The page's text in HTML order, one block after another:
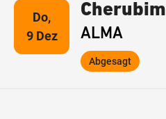
Do,
9 Dez
Cherubim
ALMA
Abgesagt